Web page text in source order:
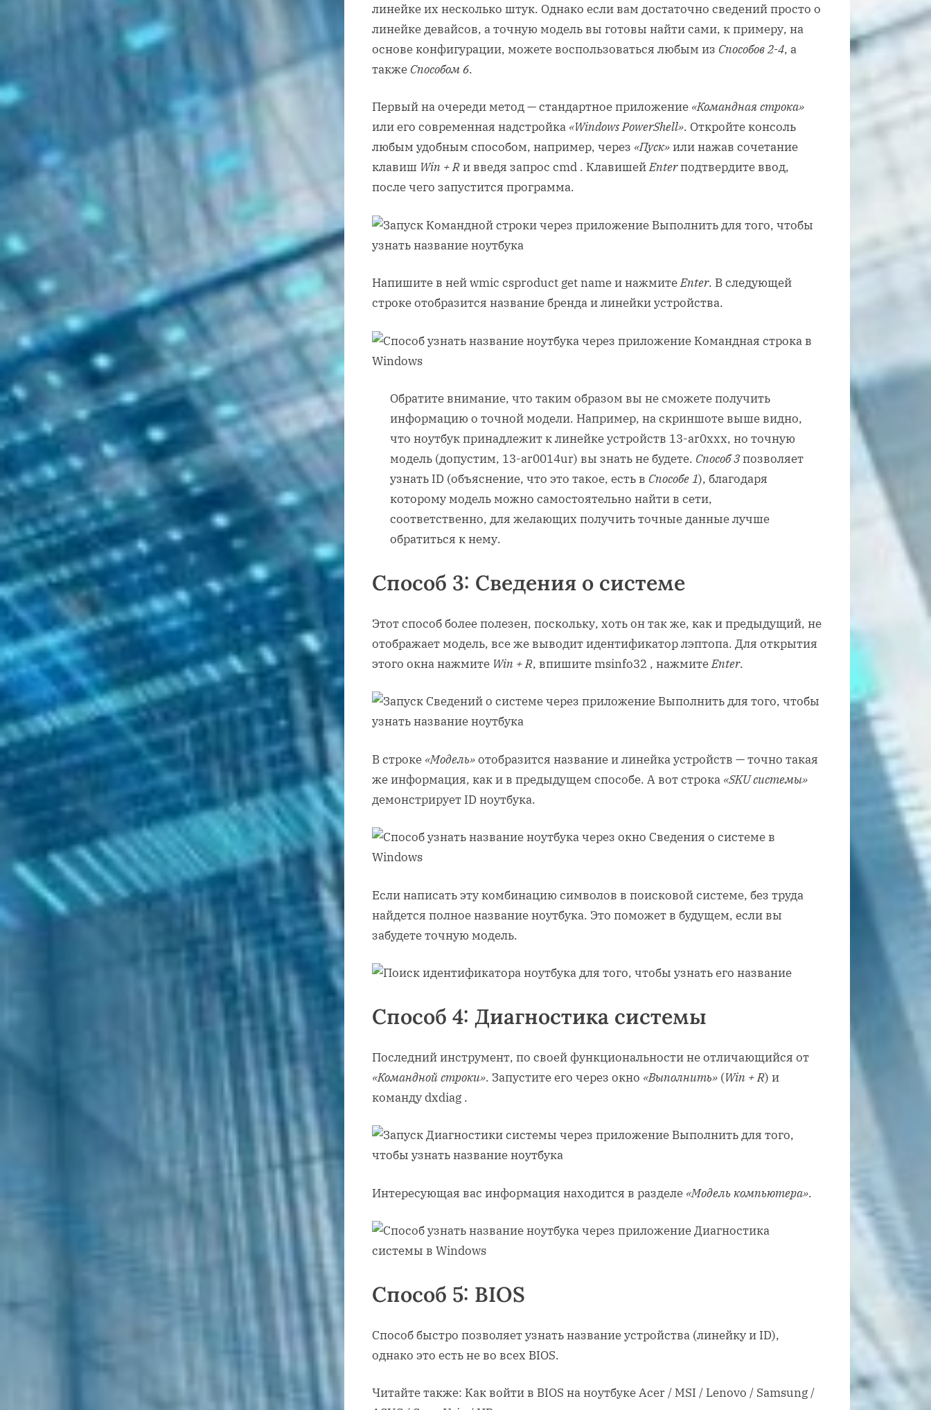
линейке их несколько штук. Однако если вам достаточно сведений просто о
линейке девайсов, а точную модель вы готовы найти сами, к примеру, на
основе конфигурации, можете воспользоваться любым из Способов 2-4, а
также Способом 6.
Первый на очереди метод — стандартное приложение «Командная строка»
или его современная надстройка «Windows PowerShell». Откройте консоль
любым удобным способом, например, через «Пуск»или нажав сочетание
клавиш Win + Rи введя запрос cmd . КлавишейEnterподтвердите ввод,
после чего запустится программа.
Напишите в ней wmic csproduct get name и нажмитеEnter. В следующей
строке отобразится название бренда и линейки устройства.
Обратите внимание, что таким образом вы не сможете получить
информацию о точной модели. Например, на скриншоте выше видно,
что ноутбук принадлежит к линейке устройств 13-ar0xxx, но точную
модель (допустим, 13-ar0014ur) вы знать не будете. Способ 3позволяет
узнать ID (объяснение, что это такое, есть в Способе 1), благодаря
которому модель можно самостоятельно найти в сети,
соответственно, для желающих получить точные данные лучше
обратиться к нему.
Способ 3: Сведения о системе
Этот способ более полезен, поскольку, хоть он так же, как и предыдущий, не
отображает модель, все же выводит идентификатор лэптопа. Для открытия
этого окна нажмите Win + R, впишите msinfo32 , нажмитеEnter.
В строке «Модель»отобразится название и линейка устройств — точно такая
же информация, как и в предыдущем способе. А вот строка «SKU системы»
демонстрирует ID ноутбука.
Если написать эту комбинацию символов в поисковой системе, без труда
найдется полное название ноутбука. Это поможет в будущем, если вы
забудете точную модель.
Способ 4: Диагностика системы
Последний инструмент, по своей функциональности не отличающийся от
«Командной строки». Запустите его через окно «Выполнить» (Win + R) и
команду dxdiag .
Интересующая вас информация находится в разделе «Модель компьютера».
Способ 5: BIOS
Способ быстро позволяет узнать название устройства (линейку и ID),
однако это есть не во всех BIOS.
Читайте также: Как войти в BIOS на ноутбуке Acer / MSI / Lenovo / Samsung /